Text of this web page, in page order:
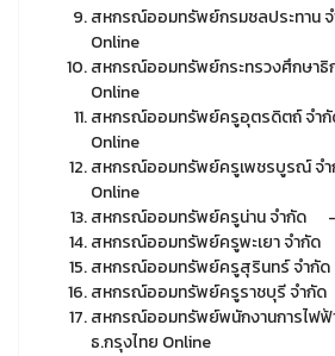
สหกรณ์ออมทรัพย์กรมชลประทาน
Online
สหกรณ์ออมทรัพย์กระทรวงศึกษาธิ
Online
สหกรณ์ออมทรัพย์ครูอุตรดิตถ์ จำ
Online
สหกรณ์ออมทรัพย์ครูเพชรบูรณ์ จ
Online
สหกรณ์ออมทรัพย์ครูน่าน จำกัด -
สหกรณ์ออมทรัพย์ครูพะเยา จำกัด
สหกรณ์ออมทรัพย์ครูสุรินทร์ จำกั
สหกรณ์ออมทรัพย์ครูราชบุรี จำกั
สหกรณ์ออมทรัพย์พนักงานการไฟ
ธ.กรุงไทย Online